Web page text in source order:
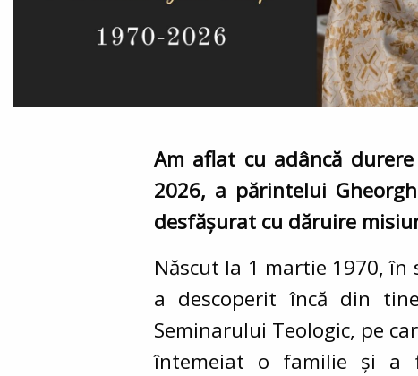
Am aflat cu adâncă
2026, a părintelui
desfășurat cu dăruire
Născut la 1 martie 1970,
a descoperit încă din
Seminarului Teologic, pe
întemeiat o familie și a